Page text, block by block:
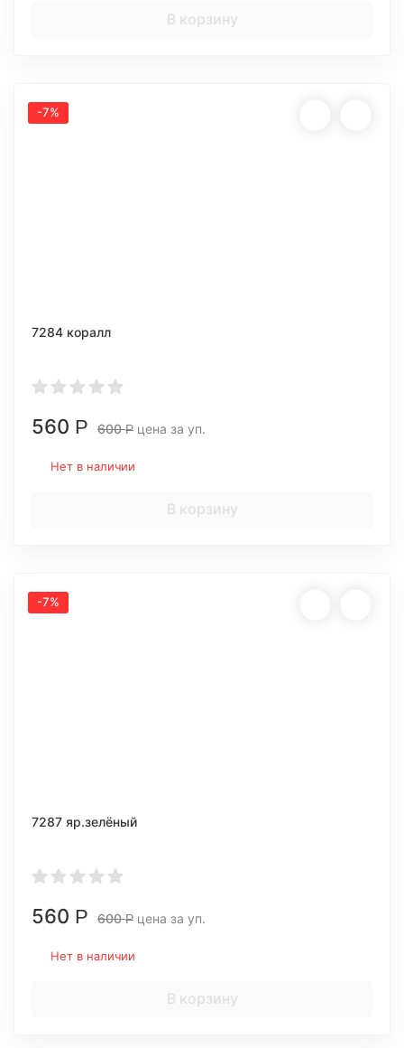
В корзину
-7%
7284 коралл
560 Р 600Р цена за уп.
Нет в наличии
В корзину
-7%
7287 яр.зелёный
560 Р 600Р цена за уп.
Нет в наличии
В корзину